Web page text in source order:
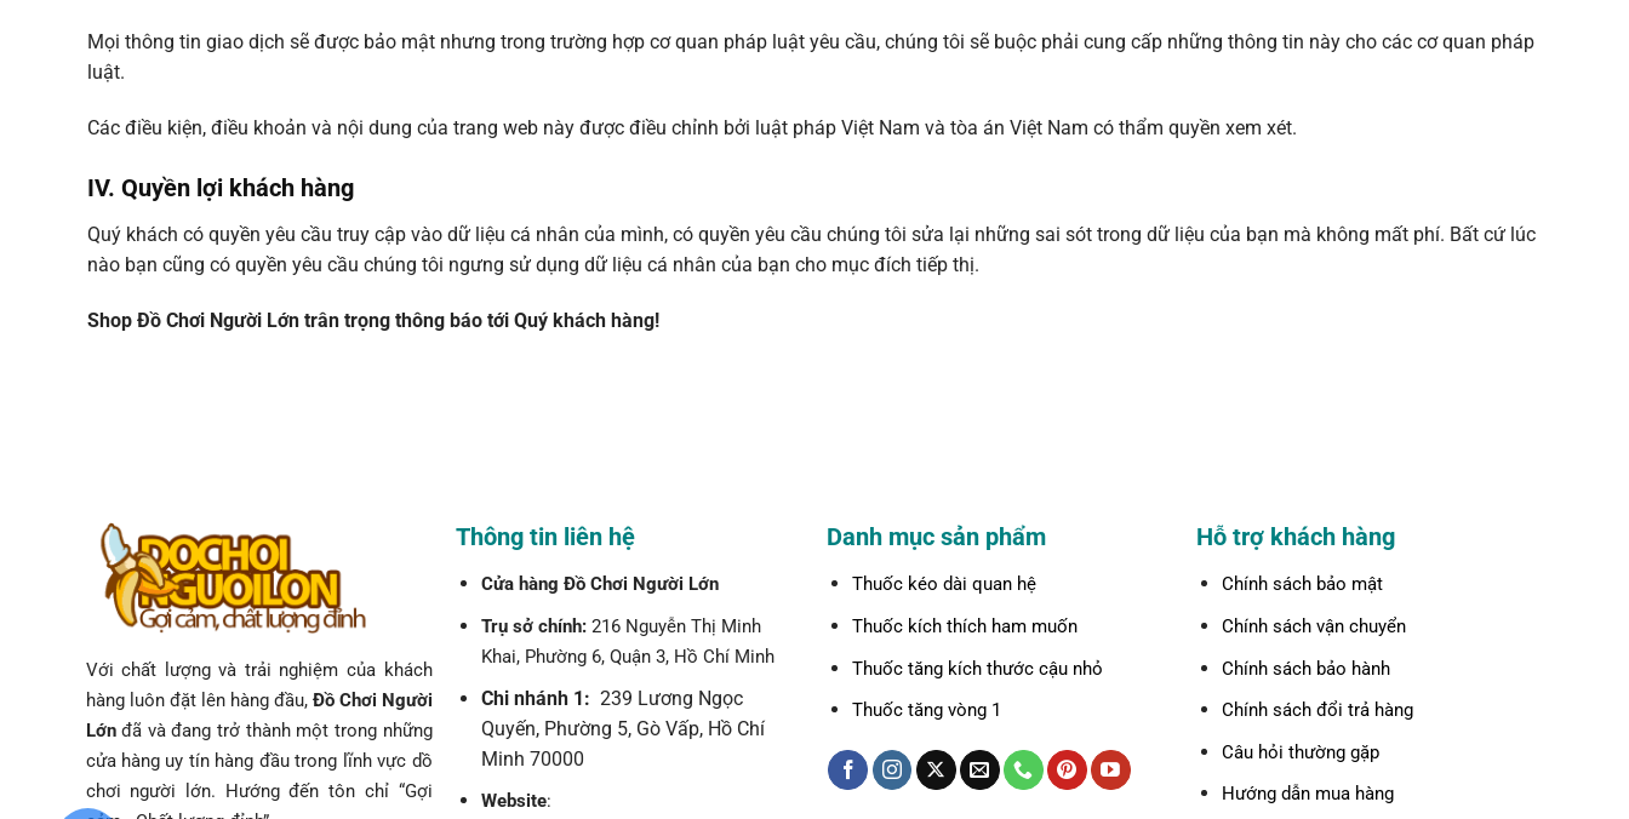
Mọi thông tin giao dịch sẽ được bảo mật nhưng trong trường hợp cơ quan pháp luật yêu cầu, chúng tôi sẽ buộc phải cung cấp những thông tin này cho các cơ quan pháp
luật.
Các điều kiện, điều khoản và nội dung của trang web này được điều chỉnh bởi luật pháp Việt Nam và tòa án Việt Nam có thẩm quyền xem xét.
IV. Quyền lợi khách hàng
Quý khách có quyền yêu cầu truy cập vào dữ liệu cá nhân của mình, có quyền yêu cầu chúng tôi sửa lại những sai sót trong dữ liệu của bạn mà không mất phí. Bất cứ lúc
nào bạn cũng có quyền yêu cầu chúng tôi ngưng sử dụng dữ liệu cá nhân của bạn cho mục đích tiếp thị.
Shop Đồ Chơi Người Lớn trân trọng thông báo tới Quý khách hàng!
Với chất lượng và trải nghiệm của khách
hàng luôn đặt lên hàng đầu, Đồ Chơi Người
Lớnđã và đang trở thành một trong những
cửa hàng uy tín hàng đầu trong lĩnh vực dồ
chơi người lớn. Hướng đến tôn chỉ “Gợi
Thông tin liên hệ
Cửa hàng Đồ Chơi Người Lớn
Trụ sở chính: 216 Nguyễn Thị Minh
Khai, Phường 6, Quận 3, Hồ Chí Minh
Chi nhánh 1: 239 Lương Ngọc
Quyến, Phường 5, Gò Vấp, Hồ Chí
Minh 70000
Website:
Danh mục sản phẩm
Thuốc kéo dài quan hệ
Thuốc kích thích ham muốn
Thuốc tăng kích thước cậu nhỏ
Thuốc tăng vòng 1
Hỗ trợ khách hàng
Chính sách bảo mật
Chính sách vận chuyển
Chính sách bảo hành
Chính sách đổi trả hàng
Câu hỏi thường gặp
Hướng dẫn mua hàng